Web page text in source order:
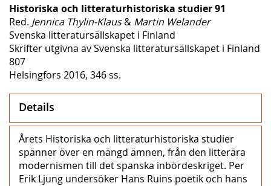
Historiska och litteraturhistoriska studier 91
Red. Jennica Thylin-Klaus& Martin Welander
Svenska litteratursällskapet i Finland
Skrifter utgivna av Svenska litteratursällskapet i Finland
807
Helsingfors 2016, 346 ss.
Details
Årets Historiska och litteraturhistoriska studier
spänner över en mängd ämnen, från den litterära
modernismen till det spanska inbördeskriget. Per
Erik Ljung undersöker Hans Ruins poetik och hans